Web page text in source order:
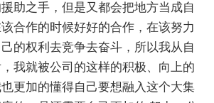
助之手，但是又都会把地方当成自
合作的时候好好的合作，在该努力
的权利去竞争去奋斗，所以我从自
我就被公司的这样的积极、向上的
更加的懂得自己要想融入这个大集